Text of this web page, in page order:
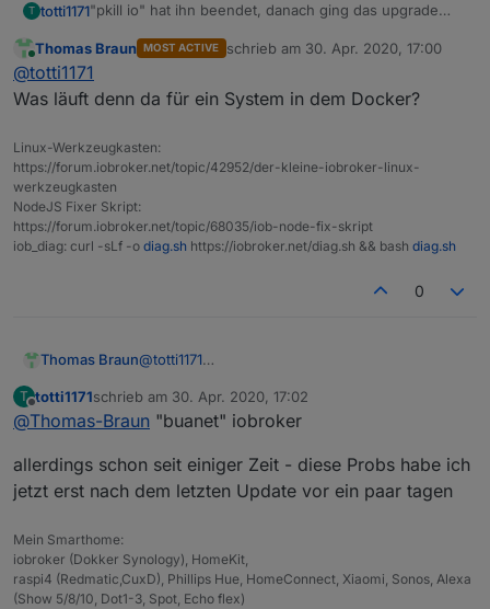
T totti1171"pkill io" hat ihn beendet, danach ging das upgrade
jetzt habe ich den fixer drübergejagt - nun das:
Fixing
Run iobroker
sudo: Hostname
sudo: Die Audit-Nachricht
root@buanet-
sudo: Hostname
sudo: Die Audit-Nachricht
Online
Thomas Braun MOST ACTIVE schrieb am 30. Apr. 2020, 17:00
zuletzt editiert von
@totti1171
Was läuft denn da für ein System in dem Docker?
Linux-Werkzeugkasten:
https://forum.iobroker.net/topic/42952/der-kleine-iobroker-linux-
werkzeugkasten
NodeJS Fixer Skript:
https://forum.iobroker.net/topic/68035/iob-node-fix-skript
iob_diag: curl -sLf -o diag.sh https://iobroker.net/diag.sh && bash diag.sh
0
Thomas Braun@totti1171
Docker?
T
Offline
totti1171schrieb am 30. Apr. 2020, 17:02
zuletzt editiert von
@Thomas-Braun "buanet" iobroker
allerdings schon seit einiger Zeit - diese Probs habe ich
jetzt erst nach dem letzten Update vor ein paar tagen
Mein Smarthome:
iobroker (Dokker Synology), HomeKit,
raspi4 (Redmatic,CuxD), Phillips Hue, HomeConnect, Xiaomi, Sonos, Alexa
(Show 5/8/10, Dot1-3, Spot, Echo flex)